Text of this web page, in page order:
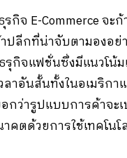
กิจ E-Commerce จะ
ปลีกที่น่าจับตามองอย่
รุกิจแฟชั่นซึ่งมีแนวโน้
วลาอันสั้นทั้งในอเมริก
ว่ารูปแบบการค้าจะเ
คตด้วยการใช้เทคโนโ